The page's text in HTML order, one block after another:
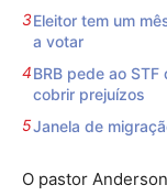
Eleitor tem um
a votar
BRB pede ao
cobrir prejuízos
Janela de
O pastor